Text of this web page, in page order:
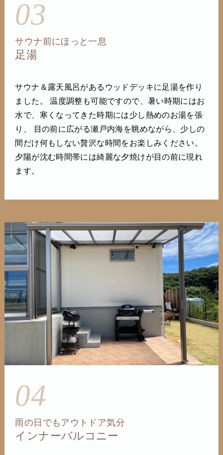
03
サウナ前にほっと一息
足湯
サウナ＆露天風呂があるウッドデッキに足湯を作り
ました。 温度調整も可能ですので、暑い時期にはお
水で、寒くなってきた時期には少し熱めのお湯を張
り、 目の前に広がる瀬戸内海を眺めながら、少しの
間だけ何もしない贅沢な時間をお楽しみください。
夕陽が沈む時間帯には綺麗な夕焼けが目の前に現れ
ます。
04
雨の日でもアウトドア気分
インナーバルコニー